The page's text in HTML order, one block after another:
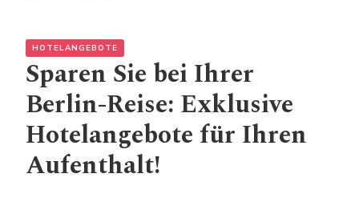
HOTELANGEBOTE
Sparen Sie bei Ihrer
Berlin-Reise: Exklusive
Hotelangebote für Ihren
Aufenthalt!